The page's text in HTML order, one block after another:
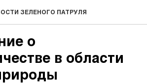
ЗЕЛЕНОГО ПАТРУЛЯ
о
в области